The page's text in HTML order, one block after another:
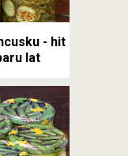
- hit
lat